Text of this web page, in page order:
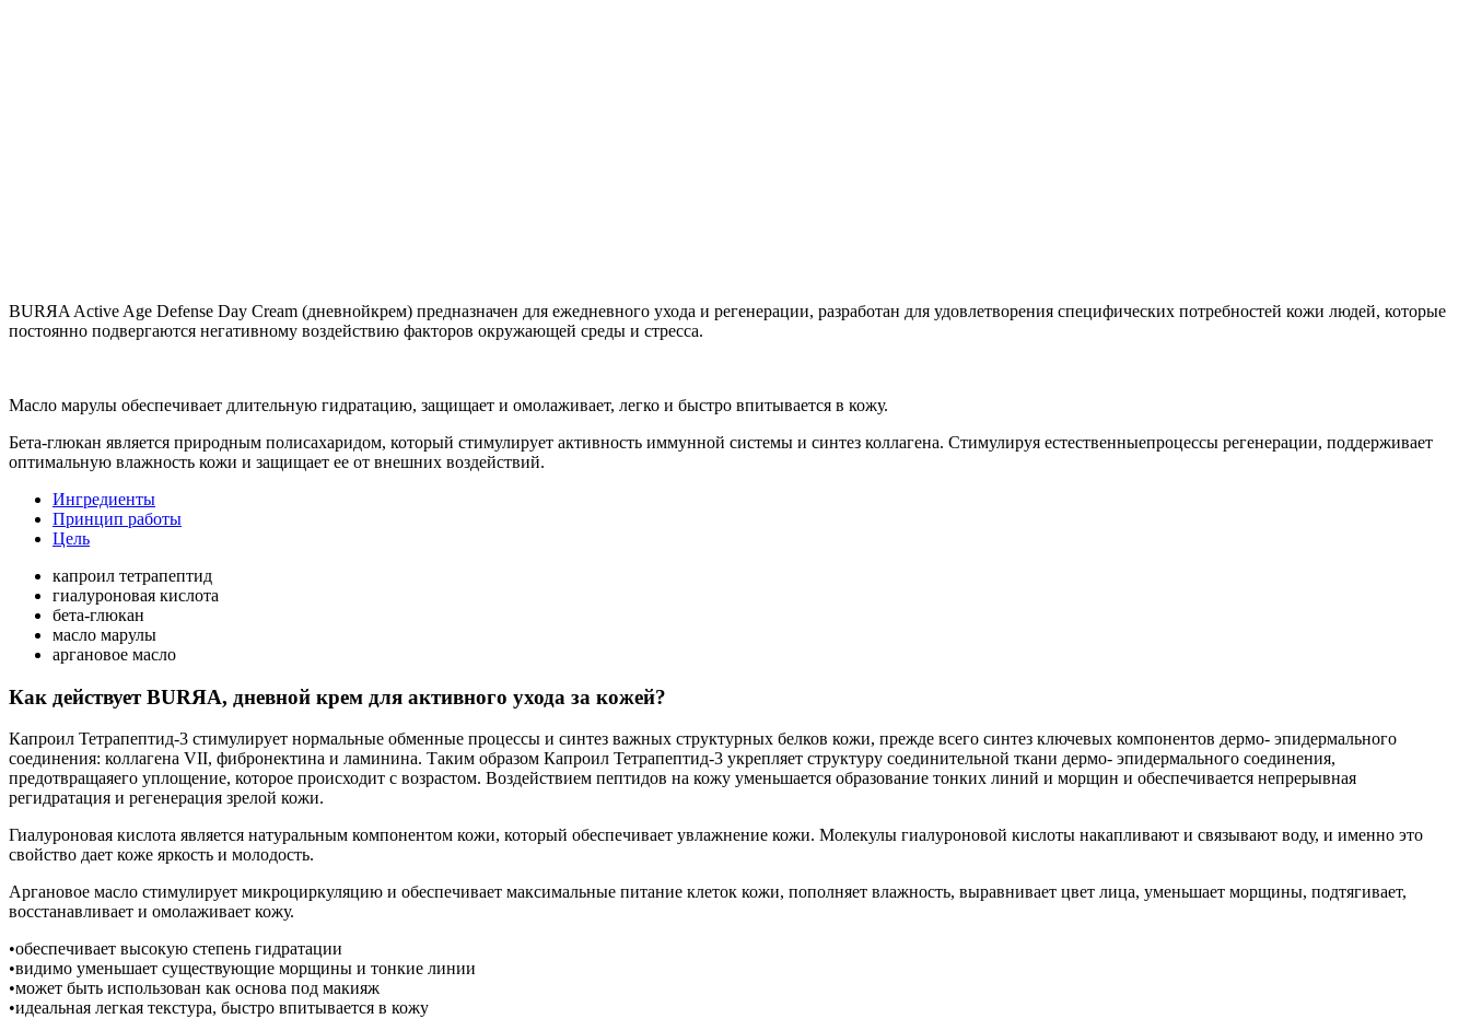
BURЯA Active Age Defense Day Cream (дневнойкрем) предназначен для ежедневного ухода и регенерации, разработан для удовлетворения специфических потребностей кожи людей, которые
постоянно подвергаются негативному воздействию факторов окружающей среды и стресса.
Масло марулы обеспечивает длительную гидратацию, защищает и омолаживает, легко и быстро впитывается в кожу.
Бета-глюкан является природным полисахаридом, который стимулирует активность иммунной системы и синтез коллагена. Стимулируя естественныепроцессы регенерации, поддерживает
оптимальную влажность кожи и защищает ее от внешних воздействий.
Ингредиенты
Принцип работы
Цель
капроил тетрапептид
гиалуроновая кислота
бета-глюкан
масло марулы
аргановое масло
Как действует BURЯA, дневной крем для активного ухода за кожей?
Капроил Тетрапептид-3 стимулирует нормальные обменные процессы и синтез важных структурных белков кожи, прежде всего синтез ключевых компонентов дермо- эпидермального
соединения: коллагена VII, фибронектина и ламинина. Таким образом Капроил Тетрапептид-3 укрепляет структуру соединительной ткани дермо- эпидермального соединения,
предотвращаяего уплощение, которое происходит с возрастом. Воздействием пептидов на кожу уменьшается образование тонких линий и морщин и обеспечивается непрерывная
регидратация и регенерация зрелой кожи.
Гиалуроновая кислота является натуральным компонентом кожи, который обеспечивает увлажнение кожи. Молекулы гиалуроновой кислоты накапливают и связывают воду, и именно это
свойство дает коже яркость и молодость.
Аргановое масло стимулирует микроциркуляцию и обеспечивает максимальные питание клеток кожи, пополняет влажность, выравнивает цвет лица, уменьшает морщины, подтягивает,
восстанавливает и омолаживает кожу.
•обеспечивает высокую степень гидратации
•видимо уменьшает существующие морщины и тонкие линии
•может быть использован как основа под макияж
•идеальная легкая текстура, быстро впитывается в кожу